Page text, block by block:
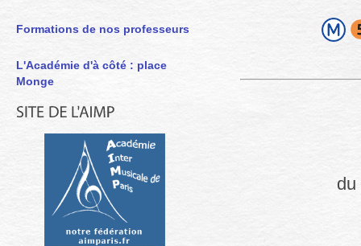
Formations de nos professeurs
L'Académie d'à côté : place
Monge
du